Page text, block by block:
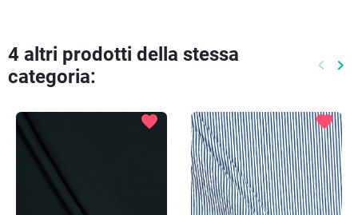
4 altri prodotti della stessa
categoria:
keyboard_arrow_left keyboard_arrow_right
favorite favorite